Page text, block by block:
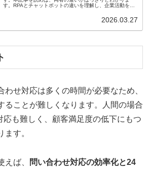
す。RPAとチャットボットの違いを理解し、企業活動を合
2026.03.27
わせ対応は多くの時間が必要なため、
ることが難しくなります。人間の場合
応も難しく、顧客満足度の低下にもつ
ます。
えば、
問い合わせ対応の効率化と24